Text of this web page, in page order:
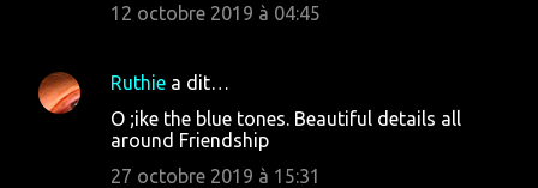
12 octobre 2019 à 04:45
Ruthie a dit…
O ;ike the blue tones. Beautiful details all
around Friendship
27 octobre 2019 à 15:31